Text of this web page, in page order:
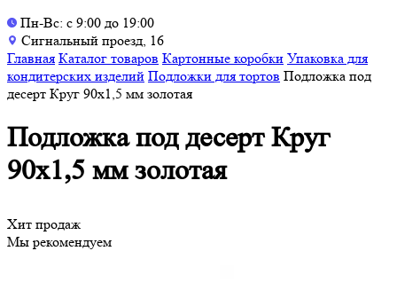
Пн-Вс: с 9:00 до 19:00
Сигнальный проезд, 16
Главная Каталог товаров Картонные коробки Упаковка для
кондитерских изделий Подложки для тортов Подложка под
десерт Круг 90х1,5 мм золотая
Подложка под десерт Круг
90х1,5 мм золотая
Хит продаж
Мы рекомендуем